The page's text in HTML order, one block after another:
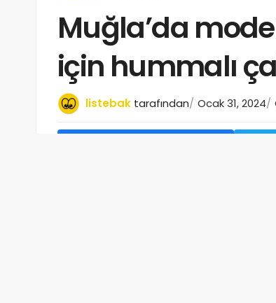
Muğla’da
için hummalı
listebak tarafından Ocak 31, 2024